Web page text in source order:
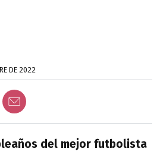
DE 2022
del mejor futbolista